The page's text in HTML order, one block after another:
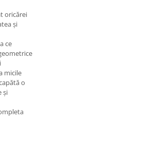
oricărei
și
ce
micile
o
și